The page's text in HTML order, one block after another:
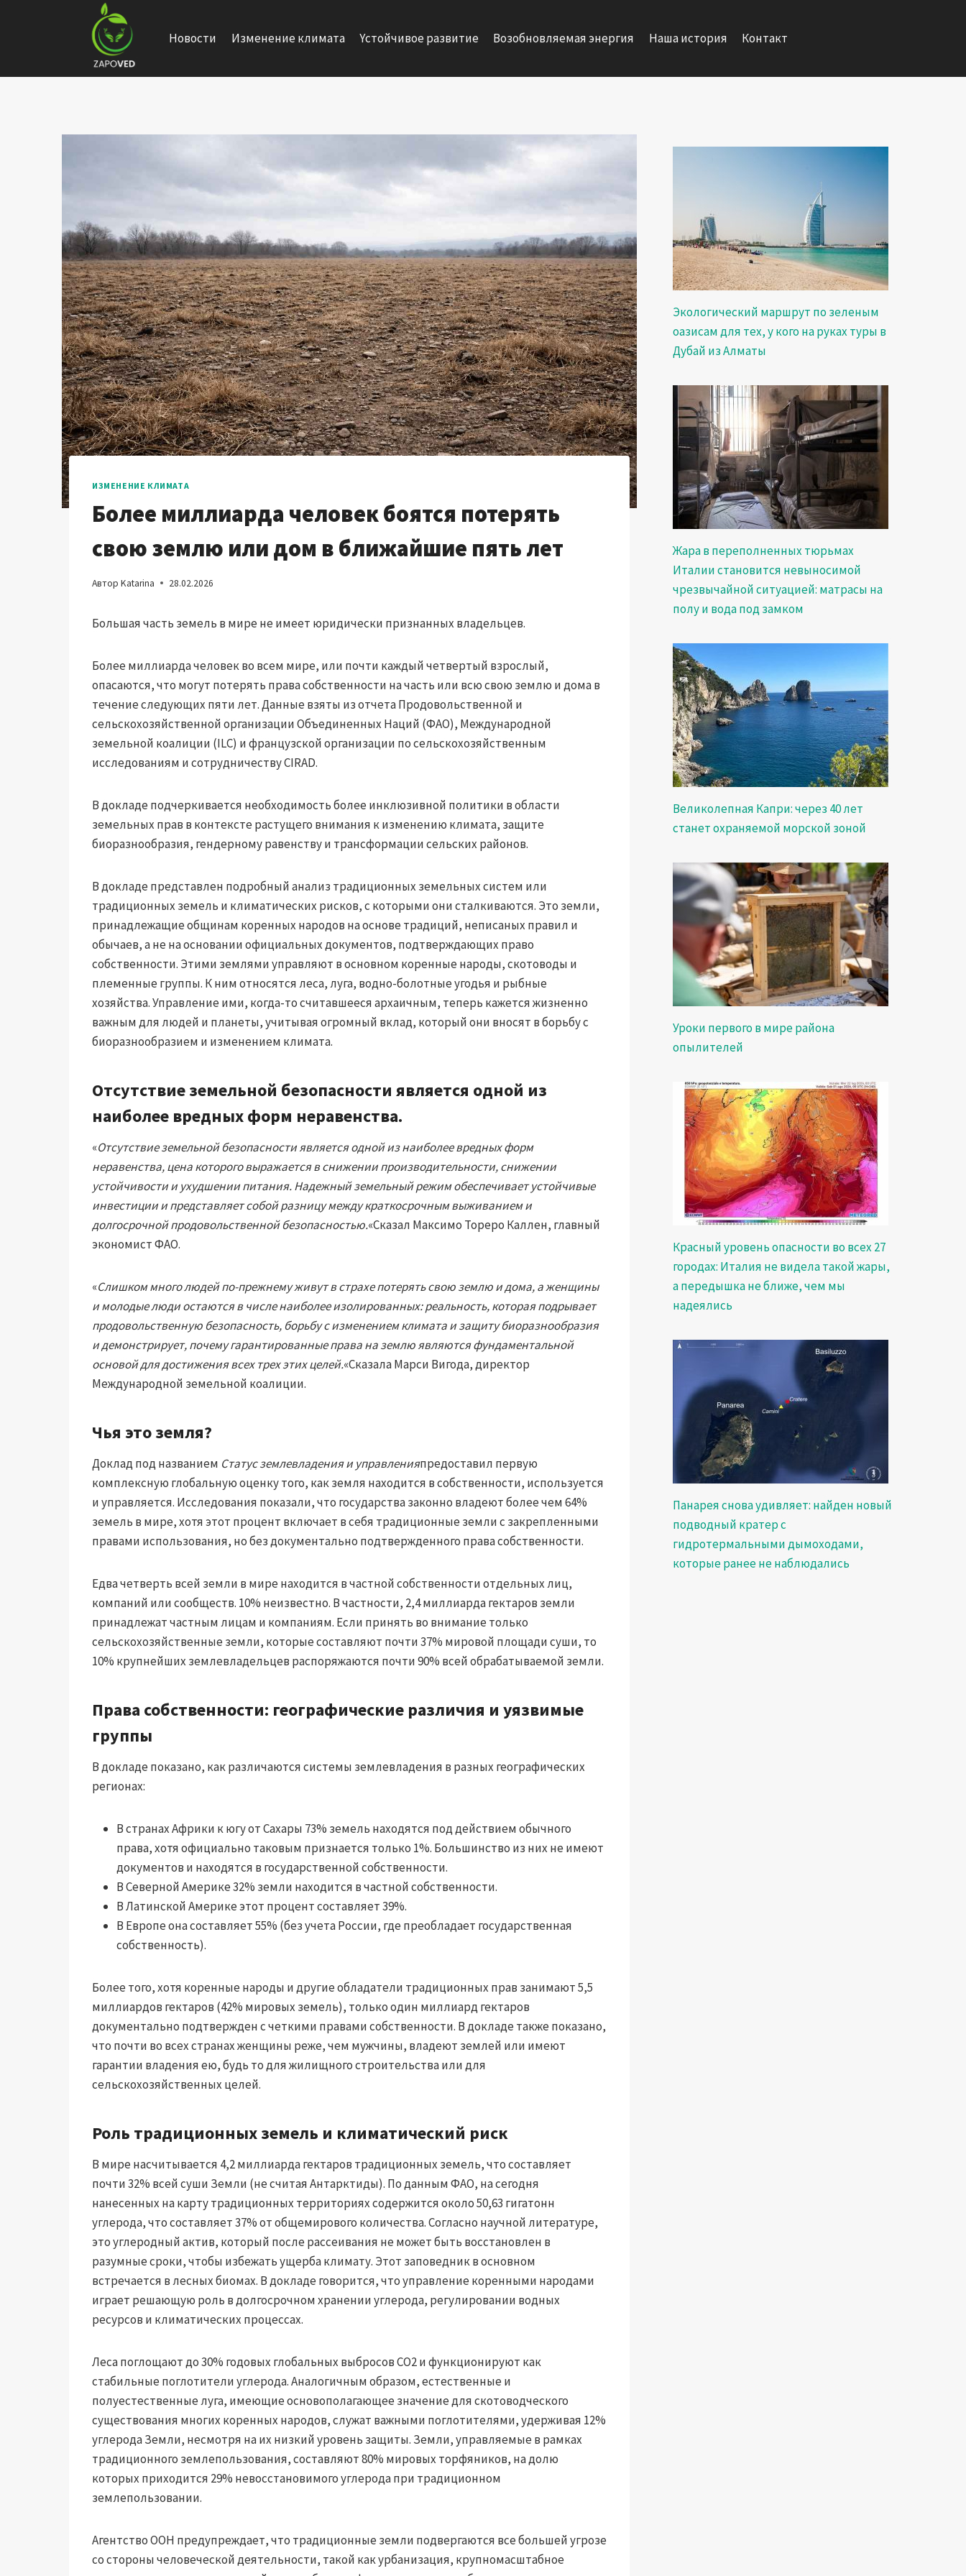
Новости Изменение климата Yстойчивое развитие Возобновляемая энергия Наша история Контакт
ИЗМЕНЕНИЕ КЛИМАТА
Более миллиарда человек боятся потерять
свою землю или дом в ближайшие пять лет
Автор Katarina 28.02.2026
Большая часть земель в мире не имеет юридически признанных владельцев.
Более миллиарда человек во всем мире, или почти каждый четвертый взрослый,
опасаются, что могут потерять права собственности на часть или всю свою землю и дома в
течение следующих пяти лет. Данные взяты из отчета Продовольственной и
сельскохозяйственной организации Объединенных Наций (ФАО), Международной
земельной коалиции (ILC) и французской организации по сельскохозяйственным
исследованиям и сотрудничеству CIRAD.
В докладе подчеркивается необходимость более инклюзивной политики в области
земельных прав в контексте растущего внимания к изменению климата, защите
биоразнообразия, гендерному равенству и трансформации сельских районов.
В докладе представлен подробный анализ традиционных земельных систем или
традиционных земель и климатических рисков, с которыми они сталкиваются. Это земли,
принадлежащие общинам коренных народов на основе традиций, неписаных правил и
обычаев, а не на основании официальных документов, подтверждающих право
собственности. Этими землями управляют в основном коренные народы, скотоводы и
племенные группы. К ним относятся леса, луга, водно-болотные угодья и рыбные
хозяйства. Управление ими, когда-то считавшееся архаичным, теперь кажется жизненно
важным для людей и планеты, учитывая огромный вклад, который они вносят в борьбу с
биоразнообразием и изменением климата.
Отсутствие земельной безопасности является одной из
наиболее вредных форм неравенства.
«Отсутствие земельной безопасности является одной из наиболее вредных форм
неравенства, цена которого выражается в снижении производительности, снижении
устойчивости и ухудшении питания. Надежный земельный режим обеспечивает устойчивые
инвестиции и представляет собой разницу между краткосрочным выживанием и
долгосрочной продовольственной безопасностью.«Сказал Максимо Тореро Каллен, главный
экономист ФАО.
«Слишком много людей по-прежнему живут в страхе потерять свою землю и дома, а женщины
и молодые люди остаются в числе наиболее изолированных: реальность, которая подрывает
продовольственную безопасность, борьбу с изменением климата и защиту биоразнообразия
и демонстрирует, почему гарантированные права на землю являются фундаментальной
основой для достижения всех трех этих целей.«Сказала Марси Вигода, директор
Международной земельной коалиции.
Чья это земля?
Доклад под названием Статус землевладения и управленияпредоставил первую
комплексную глобальную оценку того, как земля находится в собственности, используется
и управляется. Исследования показали, что государства законно владеют более чем 64%
земель в мире, хотя этот процент включает в себя традиционные земли с закрепленными
правами использования, но без документально подтвержденного права собственности.
Едва четверть всей земли в мире находится в частной собственности отдельных лиц,
компаний или сообществ. 10% неизвестно. В частности, 2,4 миллиарда гектаров земли
принадлежат частным лицам и компаниям. Если принять во внимание только
сельскохозяйственные земли, которые составляют почти 37% мировой площади суши, то
10% крупнейших землевладельцев распоряжаются почти 90% всей обрабатываемой земли.
Права собственности: географические различия и уязвимые
группы
В докладе показано, как различаются системы землевладения в разных географических
регионах:
В странах Африки к югу от Сахары 73% земель находятся под действием обычного
права, хотя официально таковым признается только 1%. Большинство из них не имеют
документов и находятся в государственной собственности.
В Северной Америке 32% земли находится в частной собственности.
В Латинской Америке этот процент составляет 39%.
В Европе она составляет 55% (без учета России, где преобладает государственная
собственность).
Более того, хотя коренные народы и другие обладатели традиционных прав занимают 5,5
миллиардов гектаров (42% мировых земель), только один миллиард гектаров
документально подтвержден с четкими правами собственности. В докладе также показано,
что почти во всех странах женщины реже, чем мужчины, владеют землей или имеют
гарантии владения ею, будь то для жилищного строительства или для
сельскохозяйственных целей.
Роль традиционных земель и климатический риск
В мире насчитывается 4,2 миллиарда гектаров традиционных земель, что составляет
почти 32% всей суши Земли (не считая Антарктиды). По данным ФАО, на сегодня
нанесенных на карту традиционных территориях содержится около 50,63 гигатонн
углерода, что составляет 37% от общемирового количества. Согласно научной литературе,
это углеродный актив, который после рассеивания не может быть восстановлен в
разумные сроки, чтобы избежать ущерба климату. Этот заповедник в основном
встречается в лесных биомах. В докладе говорится, что управление коренными народами
играет решающую роль в долгосрочном хранении углерода, регулировании водных
ресурсов и климатических процессах.
Леса поглощают до 30% годовых глобальных выбросов CO2 и функционируют как
стабильные поглотители углерода. Аналогичным образом, естественные и
полуестественные луга, имеющие основополагающее значение для скотоводческого
существования многих коренных народов, служат важными поглотителями, удерживая 12%
углерода Земли, несмотря на их низкий уровень защиты. Земли, управляемые в рамках
традиционного землепользования, составляют 80% мировых торфяников, на долю
которых приходится 29% невосстановимого углерода при традиционном
землепользовании.
Агентство ООН предупреждает, что традиционные земли подвергаются все большей угрозе
со стороны человеческой деятельности, такой как урбанизация, крупномасштабное
Экологический маршрут по зеленым
оазисам для тех, у кого на руках туры в
Дубай из Алматы
Жара в переполненных тюрьмах
Италии становится невыносимой
чрезвычайной ситуацией: матрасы на
полу и вода под замком
Великолепная Капри: через 40 лет
станет охраняемой морской зоной
Уроки первого в мире района
опылителей
Красный уровень опасности во всех 27
городах: Италия не видела такой жары,
а передышка не ближе, чем мы
надеялись
Панарея снова удивляет: найден новый
подводный кратер с
гидротермальными дымоходами,
которые ранее не наблюдались